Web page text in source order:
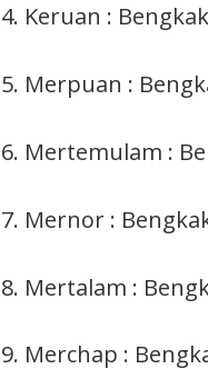
4. Keruan :
5. Merpuan :
6. Mertemulam :
7. Mernor :
8. Mertalam :
9. Merchap :